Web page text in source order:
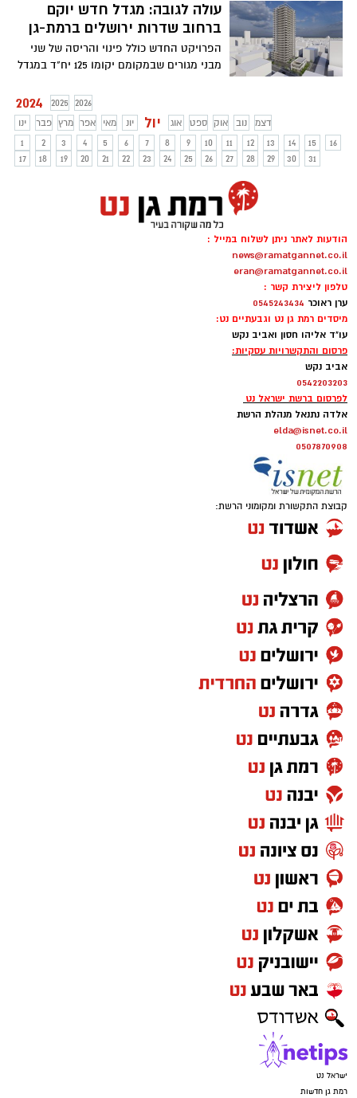
עולה לגובה: מגדל חדש יוקם
ברחוב שדרות ירושלים ברמת-גן
הפרויקט החדש כולל פינוי והריסה של שני
מבני מגורים שבמקומם יקומו 125 יח"ד במגדל
2024 2025
2026
ינו
פבר מרץ אפר מאי יונ יול אוג ספט אוק נוב
דצמ
1
2 3 4 5 6 7 8 9 10 11 12 13 14 15
16
17
18 19 20 21 22 23 24 25 26 27 28 29 30 31
הודעות לאתר ניתן לשלוח במייל :
news@ramatgannet.co.il
eran@ramatgannet.co.il
טלפון ליצירת קשר :
ערן ראוכר 0545243434
מיסדים רמת גן נט וגבעתיים נט:
עו"ד אליהו חסון ואביב נקש
פרסום והתקשרויות עסקיות:
אביב נקש
0542203203
לפרסום ברשת ישראל נט
אלדה נתנאל מנהלת הרשת
elda@isnet.co.il
0507870908
קבוצת התקשורת ומקומוני הרשת:
ישראל נט
רמת גן חדשות